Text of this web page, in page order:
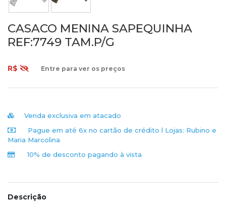
CASACO MENINA SAPEQUINHA
REF:7749 TAM.P/G
R$ Entre para ver os preços
Venda exclusiva em atacado
Pague em até 6x no cartão de crédito l Lojas: Rubino e
Maria Marcolina
10% de desconto pagando à vista
Descrição